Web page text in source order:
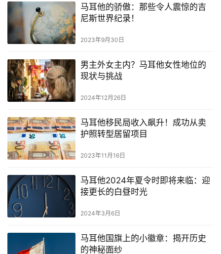
马耳他的骄傲：那些令人震惊的吉
尼斯世界纪录！
2023年9月30日
男主外女主内？马耳他女性地位的
现状与挑战
2024年12月26日
马耳他移民局收入飙升！成功从卖
护照转型居留项目
2023年11月16日
马耳他2024年夏令时即将来临：迎
接更长的白昼时光
2024年3月6日
马耳他国旗上的小徽章：揭开历史
的神秘面纱